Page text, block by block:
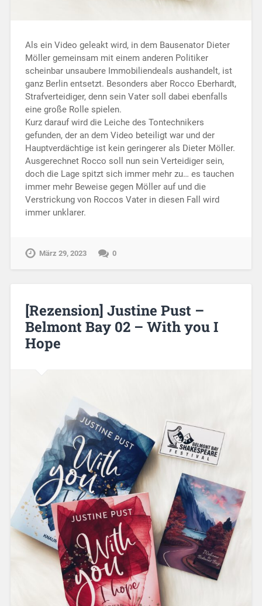
Als ein Video geleakt wird, in dem Bausenator Dieter
Möller gemeinsam mit einem anderen Politiker
scheinbar unsaubere Immobiliendeals aushandelt, ist
ganz Berlin entsetzt. Besonders aber Rocco Eberhardt,
Strafverteidiger, denn sein Vater soll dabei ebenfalls
eine große Rolle spielen.
Kurz darauf wird die Leiche des Tontechnikers
gefunden, der an dem Video beteiligt war und der
Hauptverdächtige ist kein geringerer als Dieter Möller.
Ausgerechnet Rocco soll nun sein Verteidiger sein,
doch die Lage spitzt sich immer mehr zu… es tauchen
immer mehr Beweise gegen Möller auf und die
Verstrickung von Roccos Vater in diesen Fall wird
immer unklarer.
März 29, 2023 0
[Rezension] Justine Pust –
Belmont Bay 02 – With you I
Hope